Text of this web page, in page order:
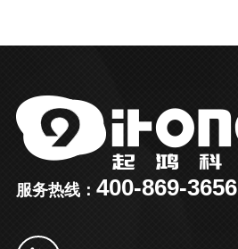
服务热线： 400-869-3656